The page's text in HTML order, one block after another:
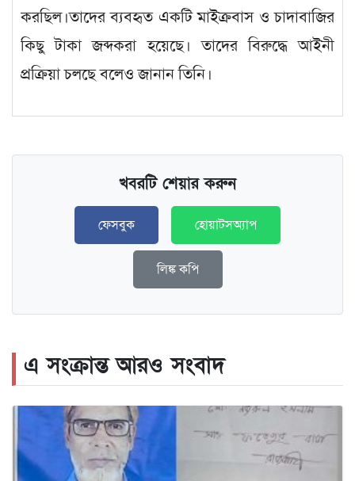
করছিল।তাদের ব্যবহৃত একটি মাইক্রবাস ও চাদাবাজির
কিছু টাকা জব্দকরা হয়েছে। তাদের বিরুদ্ধে আইনী
প্রক্রিয়া চলছে বলেও জানান তিনি।
খবরটি শেয়ার করুন
ফেসবুক হোয়াটসঅ্যাপ
লিঙ্ক কপি
এ সংক্রান্ত আরও সংবাদ